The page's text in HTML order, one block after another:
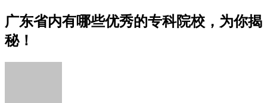
广东省内有哪些优秀的专科院校，为你揭
秘！